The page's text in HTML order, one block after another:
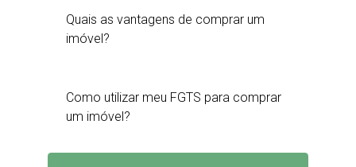
Quais as vantagens de comprar um
imóvel?
Como utilizar meu FGTS para comprar
um imóvel?